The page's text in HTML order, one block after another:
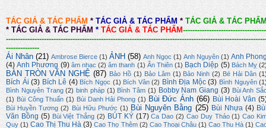
TÁC GIẢ & TÁC PHẨM * TÁC GIẢ & TÁC PHẨM * TÁC GIẢ & TÁC
* TÁC GIẢ & TÁC PHẨM * TÁC GIẢ & TÁC PHẨM-----------------------------------
--------------
Ái Nhân (21) Ambrose Bierce (1) ẢNH (58) Anh Ngọc (1) Anh Nguyên (1) Anh
(4) Anh Phương (9) âm nhạc (2) âm thanh (1) Ân Thiên (1) Bạch Diệp (5) Bách Mỵ
BÀN TRÒN VĂN NGHỆ (87) Bảo Hồ (1) Bảo Lâm (1) Bảo Ninh (2) Bé Hải Dân
Bích Ái (3) Bích Lê (4) Bích Ngọc (1) Bích Vân (2) Bình Địa Mộc (3) Bình Nguyên
Bình Nguyên Trang (2) binh pháp (1) Bình Tâm (1) Bobby Nam Giang (3) Bùi Anh
(1) Bùi Công Thuấn (1) Bùi Danh Hải Phong (1) Bùi Đức Ánh (66) Bùi Hoài Vân
Bùi Huyền Tương (2) Bùi Hữu Phước (1) Bùi Nguyên Bằng (25) Bùi Nhựa (4)
Văn Bồng (5) Bùi Việt Thắng (2) BÚT KÝ (17) Ca Dao (2) Cao Duy Thảo (1) Cao
Quy (1) Cao Thị Thu Hà (3) Cao Thọ Thêm (2) Cao Thoại Châu (1) Cao Thu Hà (1)